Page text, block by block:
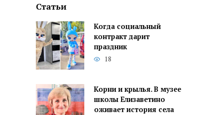
Статьи
Когда социальный
контракт дарит
праздник
18
Корни и крылья. В музее
школы Елизаветино
оживает история села